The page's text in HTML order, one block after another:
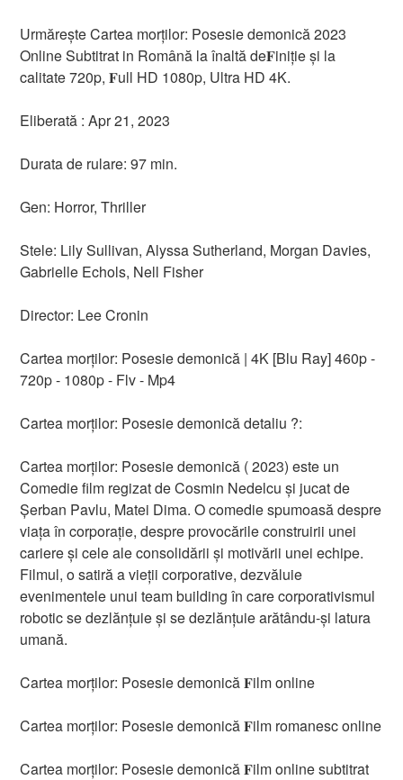
Urmărește Cartea morților: Posesie demonică 2023
Online Subtitrat in Română la înaltă de𝐅iniție și la
calitate 720p, 𝐅ull HD 1080p, Ultra HD 4K.
Eliberată : Apr 21, 2023
Durata de rulare: 97 min.
Gen: Horror, Thriller
Stele: Lily Sullivan, Alyssa Sutherland, Morgan Davies,
Gabrielle Echols, Nell Fisher
Director: Lee Cronin
Cartea morților: Posesie demonică | 4K [Blu Ray] 460p -
720p - 1080p - Flv - Mp4
Cartea morților: Posesie demonică detaliu ?:
Cartea morților: Posesie demonică ( 2023) este un
Comedie film regizat de Cosmin Nedelcu și jucat de
Șerban Pavlu, Matei Dima. O comedie spumoasă despre
viața în corporație, despre provocările construirii unei
cariere și cele ale consolidării și motivării unei echipe.
Filmul, o satiră a vieții corporative, dezvăluie
evenimentele unui team building în care corporativismul
robotic se dezlănțuie și se dezlănțuie arătându-și latura
umană.
Cartea morților: Posesie demonică 𝐅ilm online
Cartea morților: Posesie demonică 𝐅ilm romanesc online
Cartea morților: Posesie demonică 𝐅ilm online subtitrat